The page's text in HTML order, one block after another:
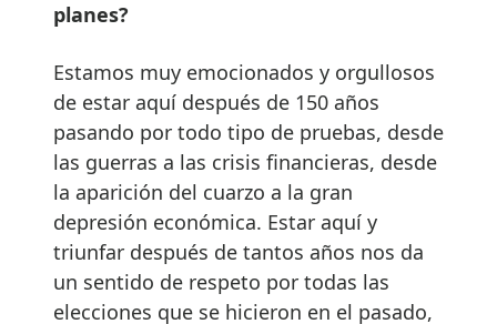
planes?
Estamos muy emocionados y orgullosos
de estar aquí después de 150 años
pasando por todo tipo de pruebas, desde
las guerras a las crisis financieras, desde
la aparición del cuarzo a la gran
depresión económica. Estar aquí y
triunfar después de tantos años nos da
un sentido de respeto por todas las
elecciones que se hicieron en el pasado,